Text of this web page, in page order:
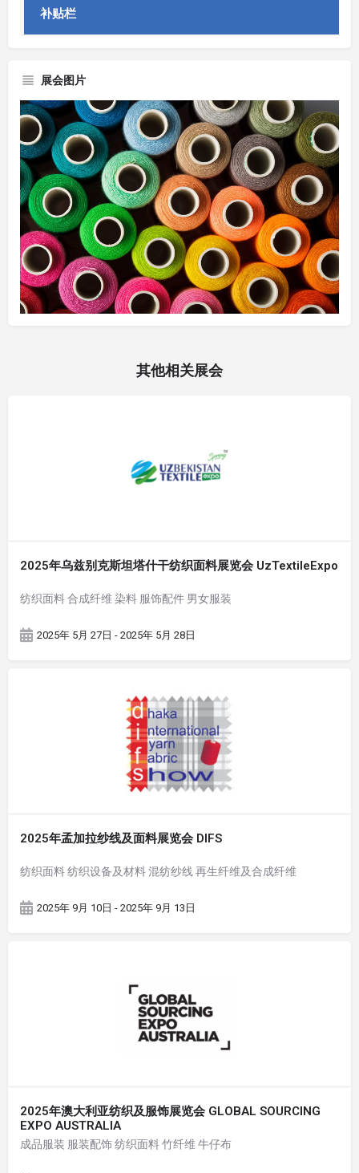
补贴栏
展会图片
其他相关展会
2025年乌兹别克斯坦塔什干纺织面料展览会 UzTextileExpo
纺织面料 合成纤维 染料 服饰配件 男女服装
2025年 5月 27日 - 2025年 5月 28日
2025年孟加拉纱线及面料展览会 DIFS
纺织面料 纺织设备及材料 混纺纱线 再生纤维及合成纤维
2025年 9月 10日 - 2025年 9月 13日
2025年澳大利亚纺织及服饰展览会 GLOBAL SOURCING
EXPO AUSTRALIA
成品服装 服装配饰 纺织面料 竹纤维 牛仔布